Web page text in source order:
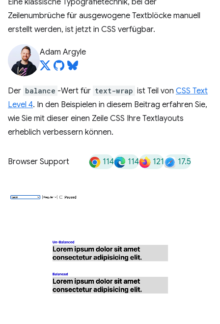
Eine klassische Typografietechnik, bei der
Zeilenumbrüche für ausgewogene Textblöcke manuell
erstellt werden, ist jetzt in CSS verfügbar.
Adam Argyle
Der balance -Wert für text-wrap ist Teil von CSS Text
Level 4. In den Beispielen in diesem Beitrag erfahren Sie,
wie Sie mit dieser einen Zeile CSS Ihre Textlayouts
erheblich verbessern können.
Browser Support 114 114 121 17.5